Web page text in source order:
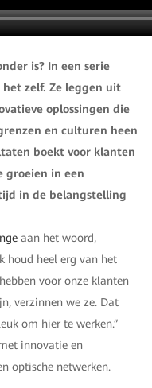
is? In een serie
het zelf. Ze leggen uit
oplossingen die
en culturen heen
boekt voor klanten
groeien in een
in de belangstelling
aan het woord,
houd heel erg van het
voor onze klanten
verzinnen we ze. Dat
om hier te werken.”
innovatie en
optische netwerken.